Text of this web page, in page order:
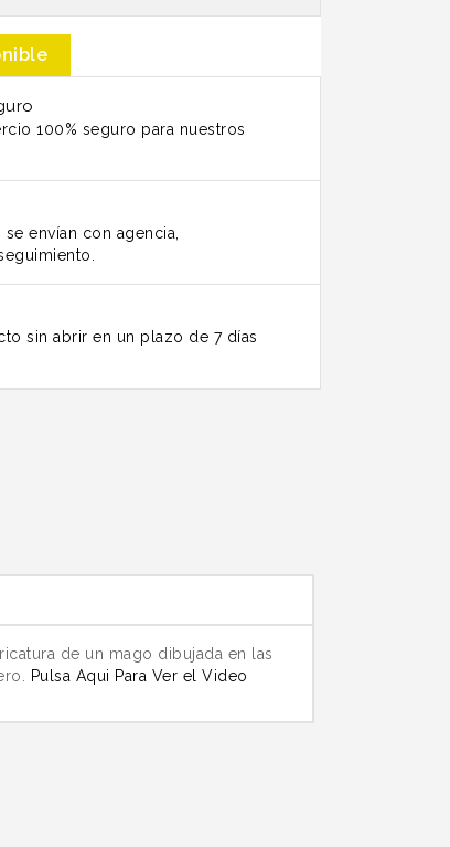
100% seguro para nuestros
envían con agencia,
sin abrir en un plazo de 7 días
de un mago dibujada en las
Pulsa Aqui Para Ver el Video